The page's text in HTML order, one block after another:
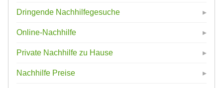
Dringende Nachhilfegesuche
Online-Nachhilfe
Private Nachhilfe zu Hause
Nachhilfe Preise